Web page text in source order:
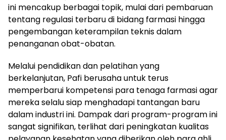
ini mencakup berbagai topik, mulai dari pembaruan
tentang regulasi terbaru di bidang farmasi hingga
pengembangan keterampilan teknis dalam
penanganan obat-obatan.
Melalui pendidikan dan pelatihan yang
berkelanjutan, Pafi berusaha untuk terus
memperbarui kompetensi para tenaga farmasi agar
mereka selalu siap menghadapi tantangan baru
dalam industri ini. Dampak dari program-program ini
sangat signifikan, terlihat dari peningkatan kualitas